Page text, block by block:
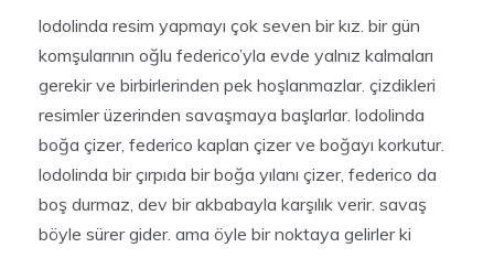
lodolinda resim yapmayı çok seven bir kız. bir gün
komşularının oğlu federico’yla evde yalnız kalmaları
gerekir ve birbirlerinden pek hoşlanmazlar. çizdikleri
resimler üzerinden savaşmaya başlarlar. lodolinda
boğa çizer, federico kaplan çizer ve boğayı korkutur.
lodolinda bir çırpıda bir boğa yılanı çizer, federico da
boş durmaz, dev bir akbabayla karşılık verir. savaş
böyle sürer gider. ama öyle bir noktaya gelirler ki